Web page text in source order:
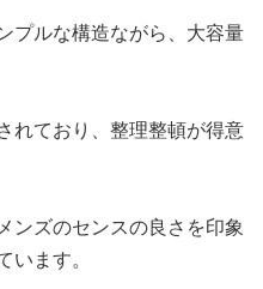
プルな構造ながら、大容量
れており、整理整頓が得意
ンズのセンスの良さを印象
ます。